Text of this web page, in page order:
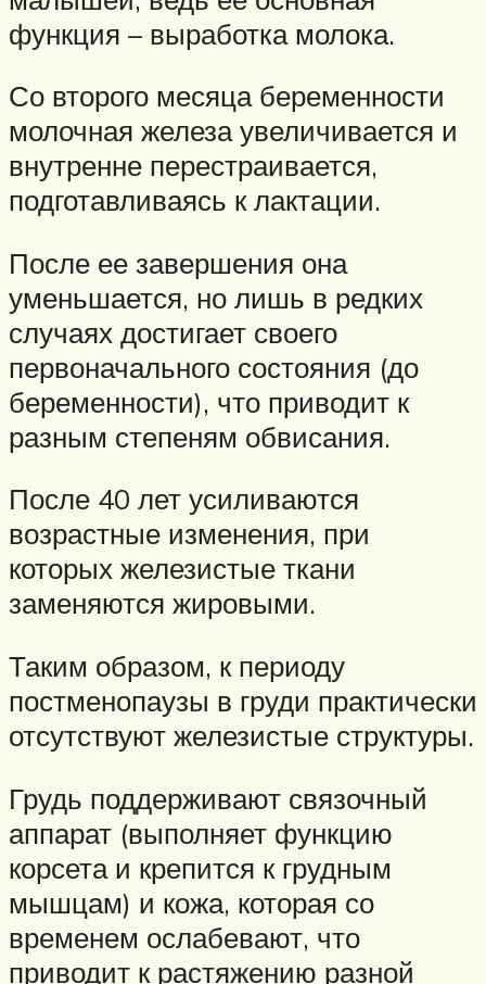
функция – выработка молока.
Со второго месяца беременности
молочная железа увеличивается и
внутренне перестраивается,
подготавливаясь к лактации.
После ее завершения она
уменьшается, но лишь в редких
случаях достигает своего
первоначального состояния (до
беременности), что приводит к
разным степеням обвисания.
После 40 лет усиливаются
возрастные изменения, при
которых железистые ткани
заменяются жировыми.
Таким образом, к периоду
постменопаузы в груди практически
отсутствуют железистые структуры.
Грудь поддерживают связочный
аппарат (выполняет функцию
корсета и крепится к грудным
мышцам) и кожа, которая со
временем ослабевают, что
приводит к растяжению разной